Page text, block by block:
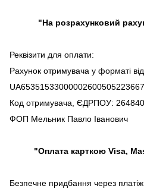
"На розрахунковий
Реквізити для оплати:
Рахунок отримувача у форматі
Код отримувача, ЄДРПОУ:
ФОП Мельник Павло Іванович
"Оплата карткою Visa,
Безпечне придбання через